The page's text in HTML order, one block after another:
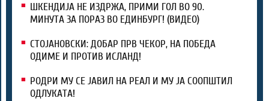
ШКЕНДИЈА НЕ ИЗДРЖА, ПРИМИ ГОЛ ВО 90.
МИНУТА ЗА ПОРАЗ ВО ЕДИНБУРГ! (ВИДЕО)
СТОЈАНОВСКИ: ДОБАР ПРВ ЧЕКОР, НА ПОБЕДА
ОДИМЕ И ПРОТИВ ИСЛАНД!
РОДРИ МУ СЕ ЈАВИЛ НА РЕАЛ И МУ ЈА СООПШТИЛ
ОДЛУКАТА!